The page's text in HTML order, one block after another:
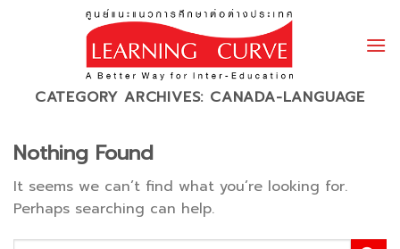
CATEGORY ARCHIVES: CANADA-LANGUAGE
Nothing Found
It seems we can’t find what you’re looking for.
Perhaps searching can help.